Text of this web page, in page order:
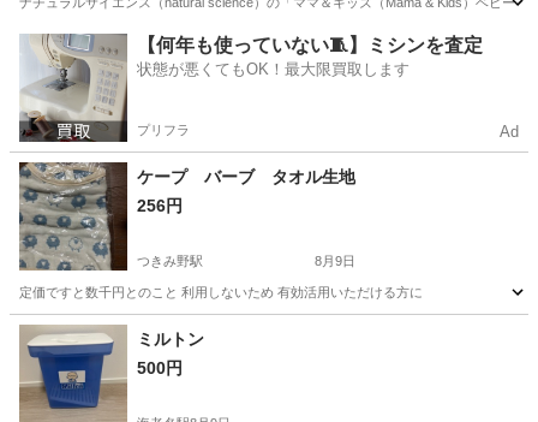
神奈川 横浜市 羽沢横浜国大駅 ベビー用品
【何年も使っていない🧵】ミシンを査定
状態が悪くてもOK！最大限買取します
プリフラ Ad
ケープ バーブ タオル生地
256円
つきみ野駅 8月9日
定価ですと数千円とのこと 利用しないため 有効活用いただける方に
神奈川 大和市 つきみ野駅
ミルトン
500円